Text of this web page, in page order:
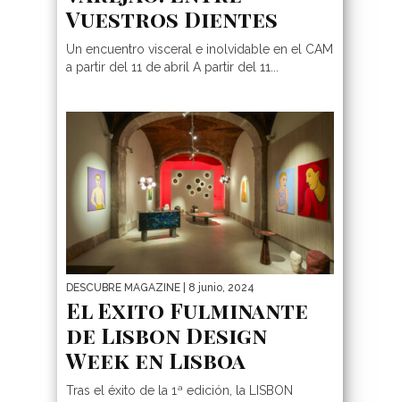
Vuestros Dientes
Un encuentro visceral e inolvidable en el CAM
a partir del 11 de abril A partir del 11...
DESCUBRE MAGAZINE | 8 junio, 2024
El Exito Fulminante
de Lisbon Design
Week en Lisboa
Tras el éxito de la 1ª edición, la LISBON